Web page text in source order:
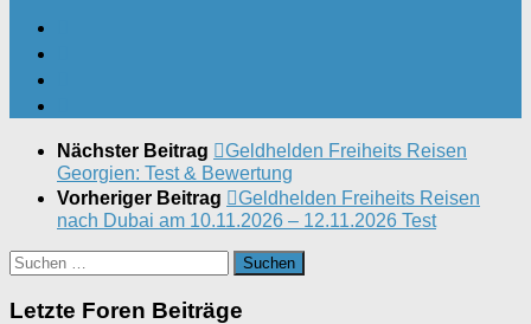
Nächster Beitrag
Geldhelden Freiheits Reisen
Georgien: Test & Bewertung
Vorheriger Beitrag
Geldhelden Freiheits Reisen
nach Dubai am 10.11.2026 – 12.11.2026 Test
Suchen
nach:
Letzte Foren Beiträge